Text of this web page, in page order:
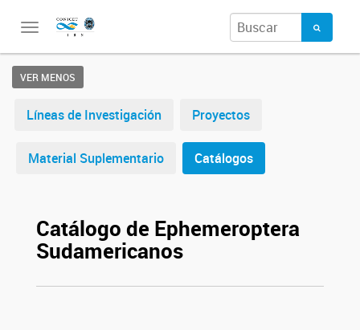
Toggle
VER MENOS
Líneas de Investigación Proyectos
Material Suplementario Catálogos
Catálogo de Ephemeroptera
Sudamericanos